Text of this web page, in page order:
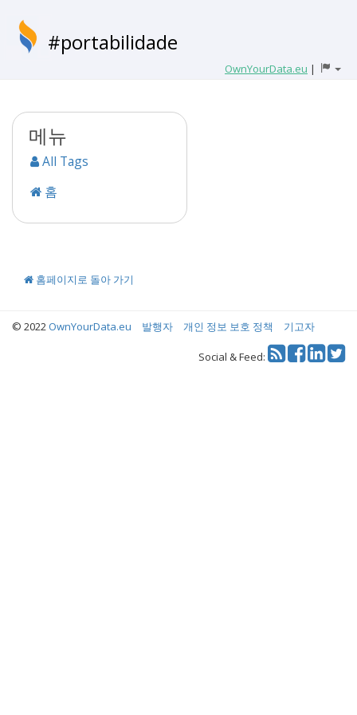
#portabilidade
OwnYourData.eu |
메뉴
All Tags
홈
홈페이지로 돌아 가기
© 2022OwnYourData.eu 발행자 개인 정보 보호 정책 기고자
Social & Feed: